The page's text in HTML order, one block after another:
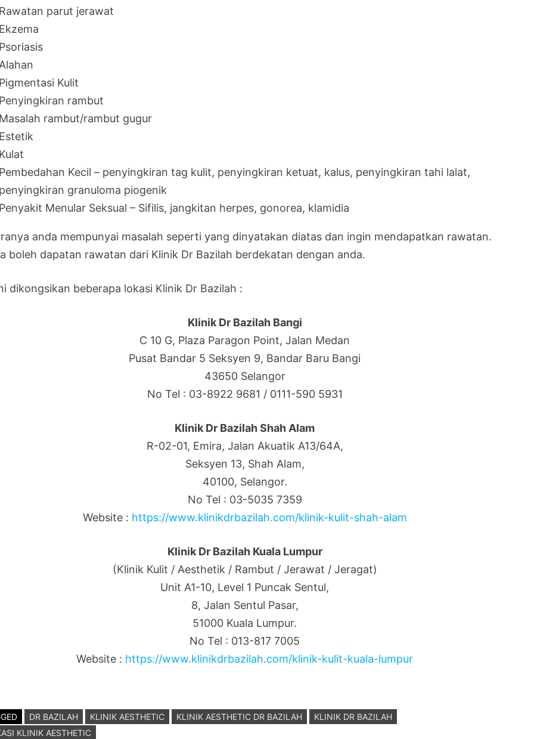
parut jerawat
Kulit
rambut
rambut/rambut gugur
Kecil – penyingkiran tag kulit, penyingkiran ketuat, kalus, penyingkiran tahi lalat,
granuloma piogenik
Menular Seksual – Sifilis, jangkitan herpes, gonorea, klamidia
anda mempunyai masalah seperti yang dinyatakan diatas dan ingin mendapatkan rawatan.
boleh dapatan rawatan dari Klinik Dr Bazilah berdekatan dengan anda.
dikongsikan beberapa lokasi Klinik Dr Bazilah :
Klinik Dr Bazilah Bangi
C 10 G, Plaza Paragon Point, Jalan Medan
Pusat Bandar 5 Seksyen 9, Bandar Baru Bangi
43650 Selangor
No Tel : 03-8922 9681 / 0111-590 5931
Klinik Dr Bazilah Shah Alam
R-02-01, Emira, Jalan Akuatik A13/64A,
Seksyen 13, Shah Alam,
40100, Selangor.
No Tel : 03-5035 7359
Website : https://www.klinikdrbazilah.com/klinik-kulit-shah-alam
Klinik Dr Bazilah Kuala Lumpur
(Klinik Kulit / Aesthetik / Rambut / Jerawat / Jeragat)
Unit A1-10, Level 1 Puncak Sentul,
8, Jalan Sentul Pasar,
51000 Kuala Lumpur.
No Tel : 013-817 7005
Website : https://www.klinikdrbazilah.com/klinik-kulit-kuala-lumpur
DR BAZILAH KLINIK AESTHETIC KLINIK AESTHETIC DR BAZILAH
KLINIK DR BAZILAH
KLINIK AESTHETIC